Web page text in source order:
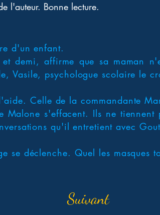
l'auteur. Bonne lecture.
d'un enfant.
demi, affirme que sa maman
Vasile, psychologue scolaire le
Celle de la commandante
Malone s'effacent. Ils ne
qu'il entretient avec
se déclenche. Quel les masques
Suivant